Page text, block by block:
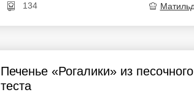
134
Печенье «Рогалики» из песочного
теста